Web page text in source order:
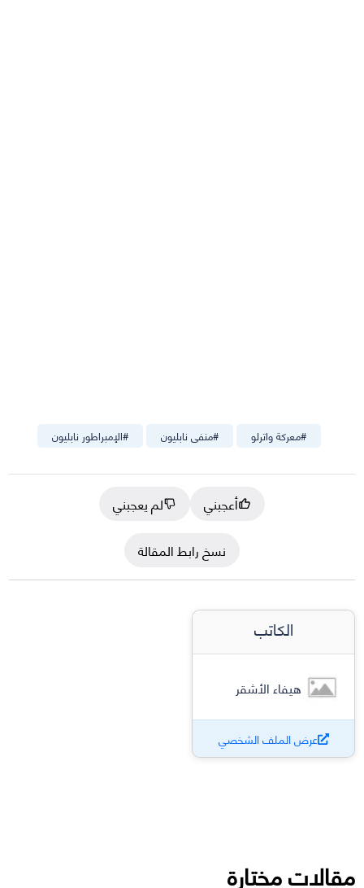
#الإمبراطور نابليون #منفى نابليون #معركة واترلو
أعجبني
لم يعجبني
نسخ رابط المقالة
الكاتب
هيفاء الأشقر
عرض الملف الشخصي
مقالات مختارة